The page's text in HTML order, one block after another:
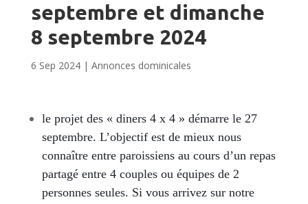
septembre et dimanche
8 septembre 2024
6 Sep 2024| Annonces dominicales
le projet des « diners 4 x 4 » démarre le 27
septembre. L’objectif est de mieux nous
connaître entre paroissiens au cours d’un repas
partagé entre 4 couples ou équipes de 2
personnes seules. Si vous arrivez sur notre